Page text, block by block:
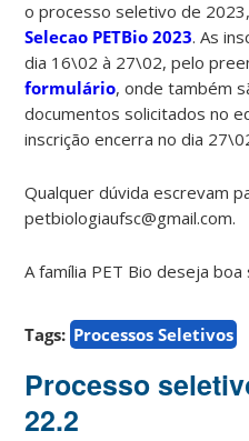
o processo seletivo de
Selecao PETBio 2023. As
dia 16\02 à 27\02, pelo
formulário, onde também
documentos solicitados no
inscrição encerra no dia
Qualquer dúvida escrevam
petbiologiaufsc@gmail.com.
A família PET Bio deseja
Tags: Processos Seletivos
Processo
22.2